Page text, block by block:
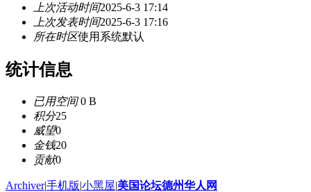
上次活动时间2025-6-3 17:14
上次发表时间2025-6-3 17:16
所在时区使用系统默认
统计信息
已用空间0 B
积分25
威望0
金钱20
贡献0
Archiver|手机版|小黑屋|美国论坛德州华人网